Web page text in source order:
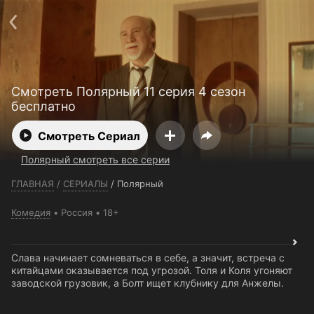
Смотреть Полярный 11 серия 4 сезон
бесплатно
Смотреть Сериал
Полярный смотреть все серии
ГЛАВНАЯ / СЕРИАЛЫ / Полярный
Комедия Россия 18+
Слава начинает сомневаться в себе, а значит, встреча с
китайцами оказывается под угрозой. Толя и Коля угоняют
заводской грузовик, а Болт ищет клубнику для Анжелы.
Пользовательское соглашение
Политика конфиденциальности
Ввести промокод